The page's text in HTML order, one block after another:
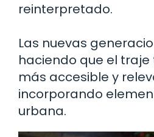
reinterpretado.
Las nuevas
haciendo que el
más accesible y
incorporando
urbana.